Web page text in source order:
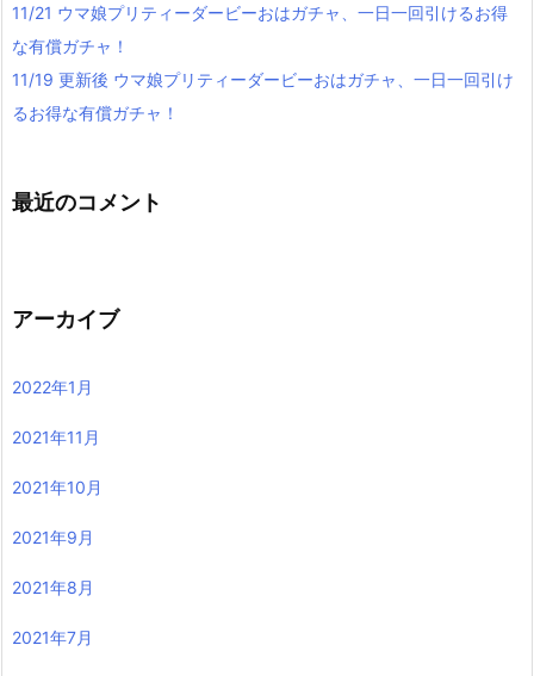
11/21 ウマ娘プリティーダービーおはガチャ、一日一回引けるお得
な有償ガチャ！
11/19 更新後 ウマ娘プリティーダービーおはガチャ、一日一回引け
るお得な有償ガチャ！
最近のコメント
アーカイブ
2022年1月
2021年11月
2021年10月
2021年9月
2021年8月
2021年7月